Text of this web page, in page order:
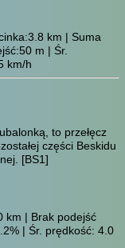
km | Suma
m | Śr.
km/h
to przełęcz
części Beskidu
[BS1]
km | Brak podejść
| Śr. prędkość: 4.0